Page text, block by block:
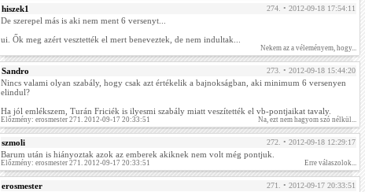
hiszek1 274. • 2012-09-18 17:54:11
De szerepel más is aki nem ment 6 versenyt...
ui. Ők meg azért vesztették el mert beneveztek, de nem indultak...
Nekem az a véleményem, hogy...
Sandro 273. • 2012-09-18 15:44:20
Nincs valami olyan szabály, hogy csak azt értékelik a bajnokságban, aki minimum 6 versenyen
elindul?
Ha jól emlékszem, Turán Friciék is ilyesmi szabály miatt veszítették el vb-pontjaikat tavaly.
Előzmény: erosmester 271. 2012-09-17 20:33:51 Na, ezt nem hagyom szó nélkül...
szmoli 272. • 2012-09-18 12:29:17
Barum után is hiányoztak azok az emberek akiknek nem volt még pontjuk.
Előzmény: erosmester 271. 2012-09-17 20:33:51 Erre válaszolok...
erosmester 271. • 2012-09-17 20:33:51